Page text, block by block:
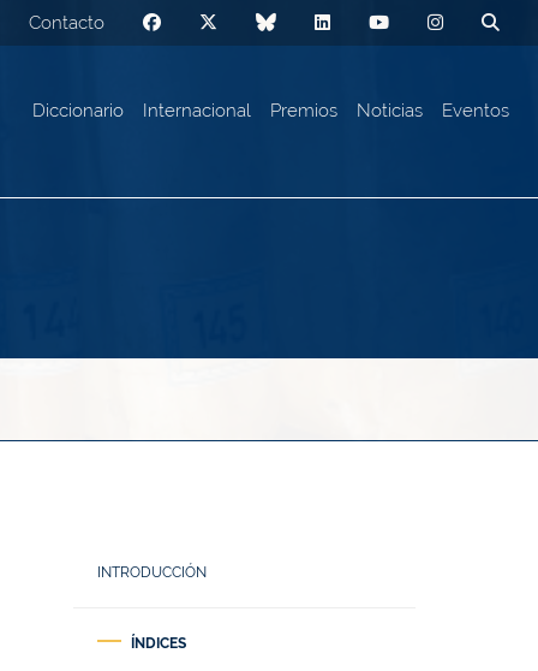
Contacto
Diccionario Internacional Premios Noticias Eventos
INTRODUCCIÓN
ÍNDICES